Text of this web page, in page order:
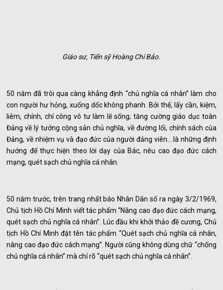
Giáo sư, Tiến sỹ Hoàng Chí Bảo.
50 năm đã trôi qua càng khẳng định “chủ nghĩa cá nhân” làm cho
con người hư hỏng, xuống dốc không phanh. Bởi thế, lấy cần, kiệm,
liêm, chính, chí công vô tư làm lẽ sống; tăng cường giáo dục toàn
Đảng về lý tưởng cộng sản chủ nghĩa, về đường lối, chính sách của
Đảng, về nhiệm vụ và đạo đức của người đảng viên….là những định
hướng để thực hiện theo lời dạy của Bác, nêu cao đạo đức cách
mạng, quét sạch chủ nghĩa cá nhân.
50 năm trước, trên trang nhất báo Nhân Dân số ra ngày 3/2/1969,
Chủ tịch Hồ Chí Minh viết tác phẩm “Nâng cao đạo đức cách mạng,
quét sạch chủ nghĩa cá nhân”. Lúc đầu khi khởi thảo đề cương, Chủ
tịch Hồ Chí Minh đặt tên tác phẩm “Quét sạch chủ nghĩa cá nhân,
nâng cao đạo đức cách mạng”. Người cũng không dùng chữ “chống
chủ nghĩa cá nhân” mà chỉ rõ “quét sạch chủ nghĩa cá nhân”.